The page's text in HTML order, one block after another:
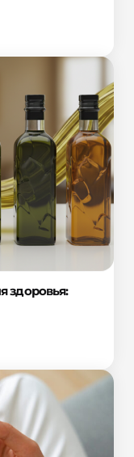
здоровья: